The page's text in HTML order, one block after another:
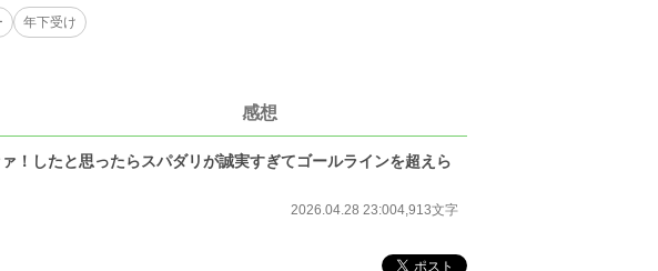
年下受け
感想
！したと思ったらスパダリが誠実すぎてゴールラインを超えら
2026.04.28 23:004,913文字